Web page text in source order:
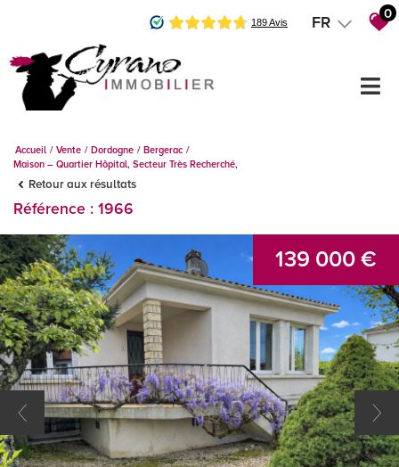
FR 0
Accueil Vente Dordogne
Bergerac
Maison – Quartier Hôpital, Secteur Très Recherché,
Retour aux résultats
Référence : 1966
139 000 €